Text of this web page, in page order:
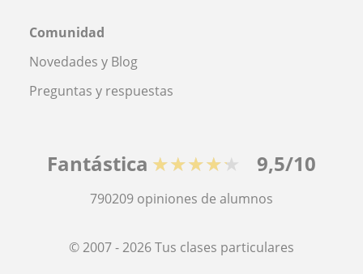
Comunidad
Novedades y Blog
Preguntas y respuestas
Fantástica ★★★★★ 9,5/10
790209 opiniones de alumnos
© 2007 - 2026 Tus clases particulares